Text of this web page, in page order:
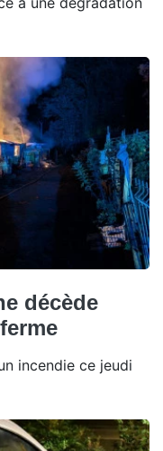
décède
incendie ce jeudi